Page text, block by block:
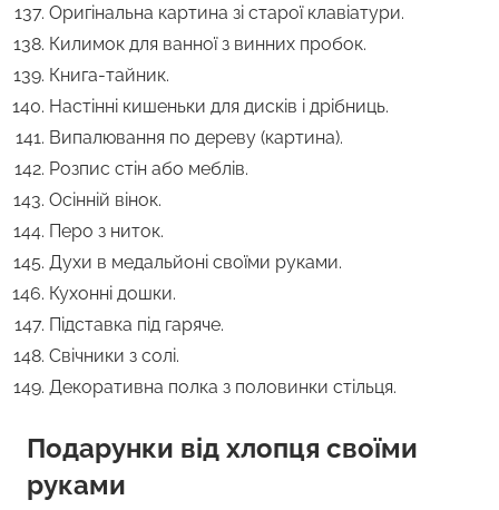
Оригінальна картина зі старої клавіатури.
Килимок для ванної з винних пробок.
Книга-тайник.
Настінні кишеньки для дисків і дрібниць.
Випалювання по дереву (картина).
Розпис стін або меблів.
Осінній вінок.
Перо з ниток.
Духи в медальйоні своїми руками.
Кухонні дошки.
Підставка під гаряче.
Свічники з солі.
Декоративна полка з половинки стільця.
Подарунки від хлопця своїми
руками